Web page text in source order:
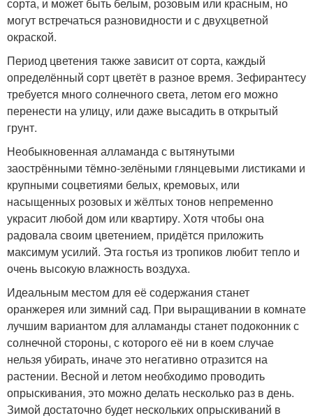
сорта, и может быть белым, розовым или красным, но
могут встречаться разновидности и с двухцветной
окраской.
Период цветения также зависит от сорта, каждый
определённый сорт цветёт в разное время. Зефирантесу
требуется много солнечного света, летом его можно
перенести на улицу, или даже высадить в открытый
грунт.
Необыкновенная алламанда с вытянутыми
заострёнными тёмно-зелёными глянцевыми листиками и
крупными соцветиями белых, кремовых, или
насыщенных розовых и жёлтых тонов непременно
украсит любой дом или квартиру. Хотя чтобы она
радовала своим цветением, придётся приложить
максимум усилий. Эта гостья из тропиков любит тепло и
очень высокую влажность воздуха.
Идеальным местом для её содержания станет
оранжерея или зимний сад. При выращивании в комнате
лучшим вариантом для алламанды станет подоконник с
солнечной стороны, с которого её ни в коем случае
нельзя убирать, иначе это негативно отразится на
растении. Весной и летом необходимо проводить
опрыскивания, это можно делать несколько раз в день.
Зимой достаточно будет нескольких опрыскиваний в